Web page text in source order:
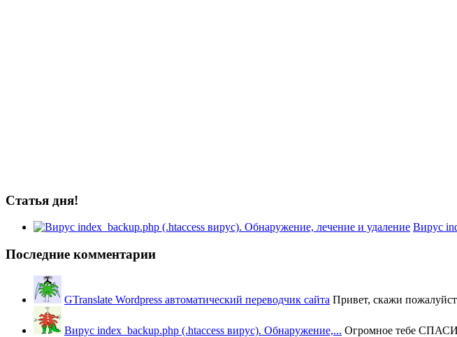
Статья дня!
Вирус
Последние комментарии
GTranslate Wordpress автоматический переводчик сайта Привет, скажи
Вирус index_backup.php (.htaccess вируc). Обнаружение,... Огромное тебе